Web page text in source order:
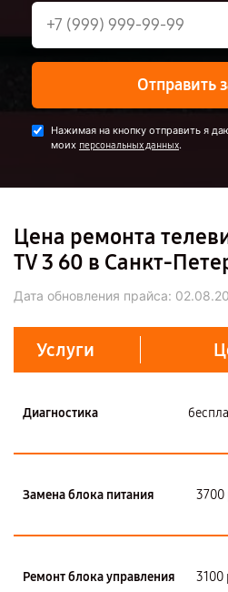
Отправить
Нажимая на кнопку отправить я
моих персональных данных.
Цена ремонта
TV 3 60 в Санкт-
Дата обновления прайса:
Услуги
Диагностика
Замена блока питания 3700
Ремонт блока управления 3100